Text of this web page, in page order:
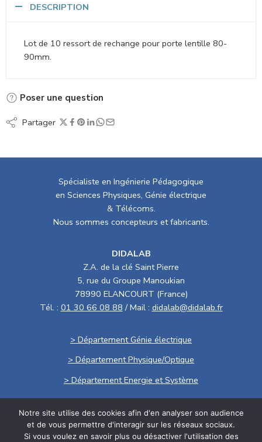
DESCRIPTION
Lot de 10 ressort de rechange pour porte lentille 80-
90mm.
Poser une question
Partager
Spécialiste en Ingénierie Pédagogique
en Sciences Physiques, Génie électrique
& Télécoms.
Nous sommes concepteurs et fabricants.
DIDALAB
Z.A. de la clé Saint Pierre
5, rue du Groupe Manoukian
78990 ELANCOURT (France)
Tél. : 01 30 66 08 88 / Mail : didalab@didalab.fr
> Département Génie électrique
> Département Physique/Optique
> Département Energie et Système
Politique de confidentialité
Notre site utilise des cookies afin d'en analyser son audience
et de vous permettre d'interagir sur les réseaux sociaux.
Si vous voulez en savoir plus ou désactiver l'utilisation des